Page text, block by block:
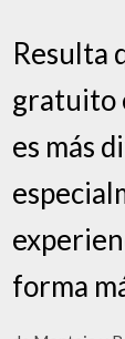
Resulta
gratuito
es más
forma